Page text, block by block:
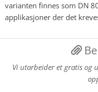
varianten finnes som DN
applikasjoner der det
Vi utarbeider et gratis og